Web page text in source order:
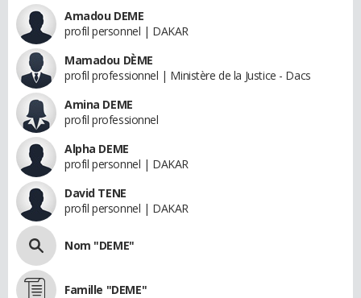
Amadou DEME
profil personnel | DAKAR
Mamadou DÈME
profil professionnel | Ministère de la Justice - Dacs
Amina DEME
profil professionnel
Alpha DEME
profil personnel | DAKAR
David TENE
profil personnel | DAKAR
Nom "DEME"
Famille "DEME"